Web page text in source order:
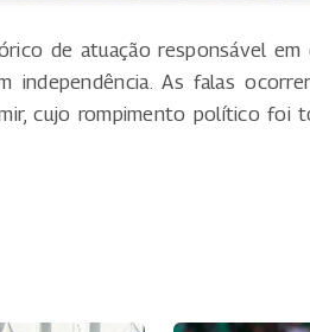
de atuação responsável em
independência. As falas
cujo rompimento político foi